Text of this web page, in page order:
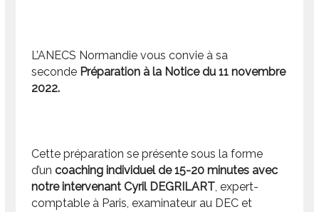
L’ANECS Normandie vous convie à sa
seconde Préparation à la Notice du 11 novembre
2022.
Cette préparation se présente sous la forme
d’uncoaching individuel de 15-20 minutes avec
notre intervenant Cyril DEGRILART, expert-
comptable à Paris, examinateur au DEC et